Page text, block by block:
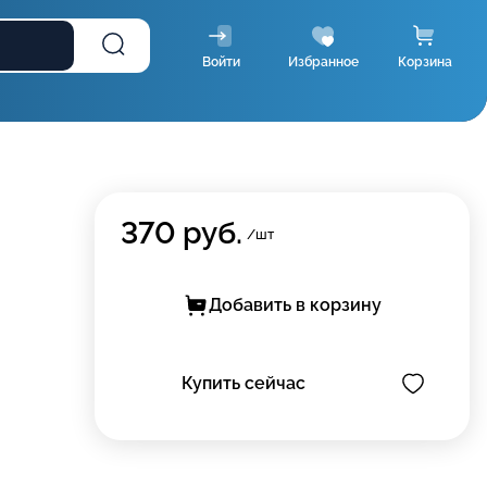
Войти Избранное Корзина
370 руб. /шт
Добавить в корзину
Купить сейчас